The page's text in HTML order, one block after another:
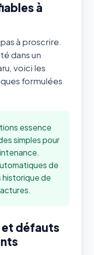
à
à proscrire.
dans un
voici les
formulées
essence
simples pour
de
historique de
et défauts